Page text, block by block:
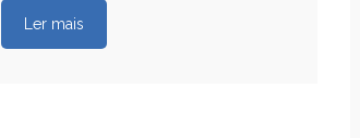
Ler mais